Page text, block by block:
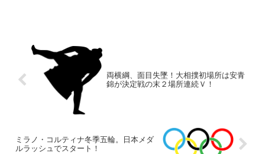
両横綱、面目失墜！大相撲初場所は安青
錦が決定戦の末２場所連続Ｖ！
ミラノ・コルティナ冬季五輪。日本メダ
ルラッシュでスタート！